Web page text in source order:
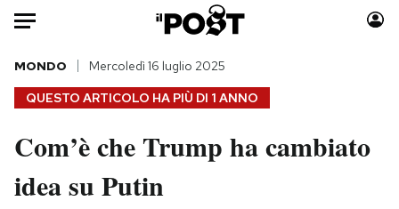
Auto
HOME
Italia
Politica
Moda
QUESTO ARTICOLO HA PIÙ DI 1 ANNO
MONDO Mercoledì 16 luglio 2025
Com’è che Trump ha cambiato
idea su Putin